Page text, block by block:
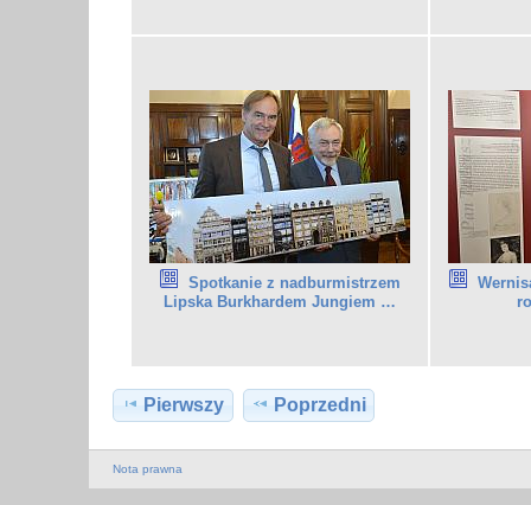
Spotkanie z nadburmistrzem
Lipska Burkhardem Jungiem …
Pierwszy Poprzedni
Nota prawna